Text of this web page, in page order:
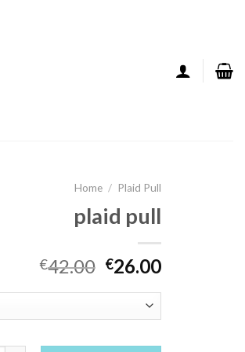
Home / Plaid Pull
plaid pull
€42.00 €26.00